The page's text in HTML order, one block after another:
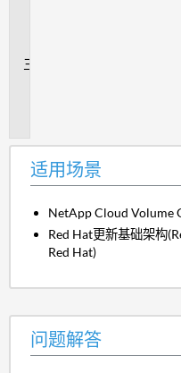
适用场景
NetApp Cloud Volume
Red Hat更新基础架构
Red Hat)
问题解答